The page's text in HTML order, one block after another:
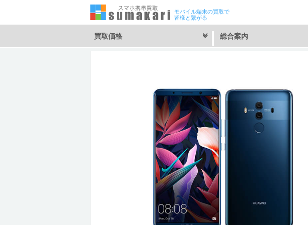
モバイル端末の買取で
皆様と繋がる
買取価格 総合案内